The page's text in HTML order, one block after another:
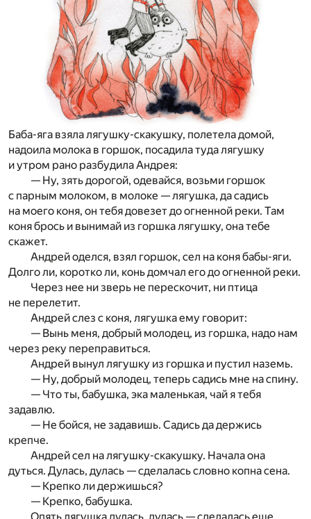
Баба-яга взяла лягушку-скакушку, полетела домой,
надоила молока в горшок, посадила туда лягушку
и утром рано разбудила Андрея:
— Ну, зять дорогой, одевайся, возьми горшок
с парным молоком, в молоке — лягушка, да садись
на моего коня, он тебя довезет до огненной реки. Там
коня брось и вынимай из горшка лягушку, она тебе
скажет.
Андрей оделся, взял горшок, сел на коня бабы-яги.
Долго ли, коротко ли, конь домчал его до огненной реки.
Через нее ни зверь не перескочит, ни птица
не перелетит.
Андрей слез с коня, лягушка ему говорит:
— Вынь меня, добрый молодец, из горшка, надо нам
через реку переправиться.
Андрей вынул лягушку из горшка и пустил наземь.
— Ну, добрый молодец, теперь садись мне на спину.
— Что ты, бабушка, эка маленькая, чай я тебя
задавлю.
— Не бойся, не задавишь. Садись да держись
крепче.
Андрей сел на лягушку-скакушку. Начала она
дуться. Дулась, дулась — сделалась словно копна сена.
— Крепко ли держишься?
— Крепко, бабушка.